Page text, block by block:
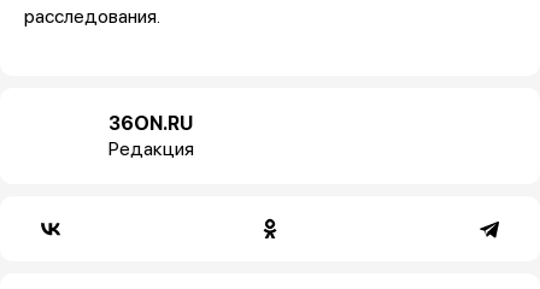
расследования.
36ON.RU
Редакция